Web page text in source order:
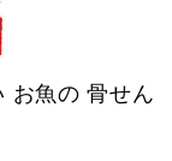
お魚の 骨せん